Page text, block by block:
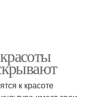
к красоте